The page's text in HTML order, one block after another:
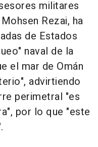
militares
Rezai, ha
de Estados
naval de la
el mar de Omán
advirtiendo
perimetral "es
por lo que "este